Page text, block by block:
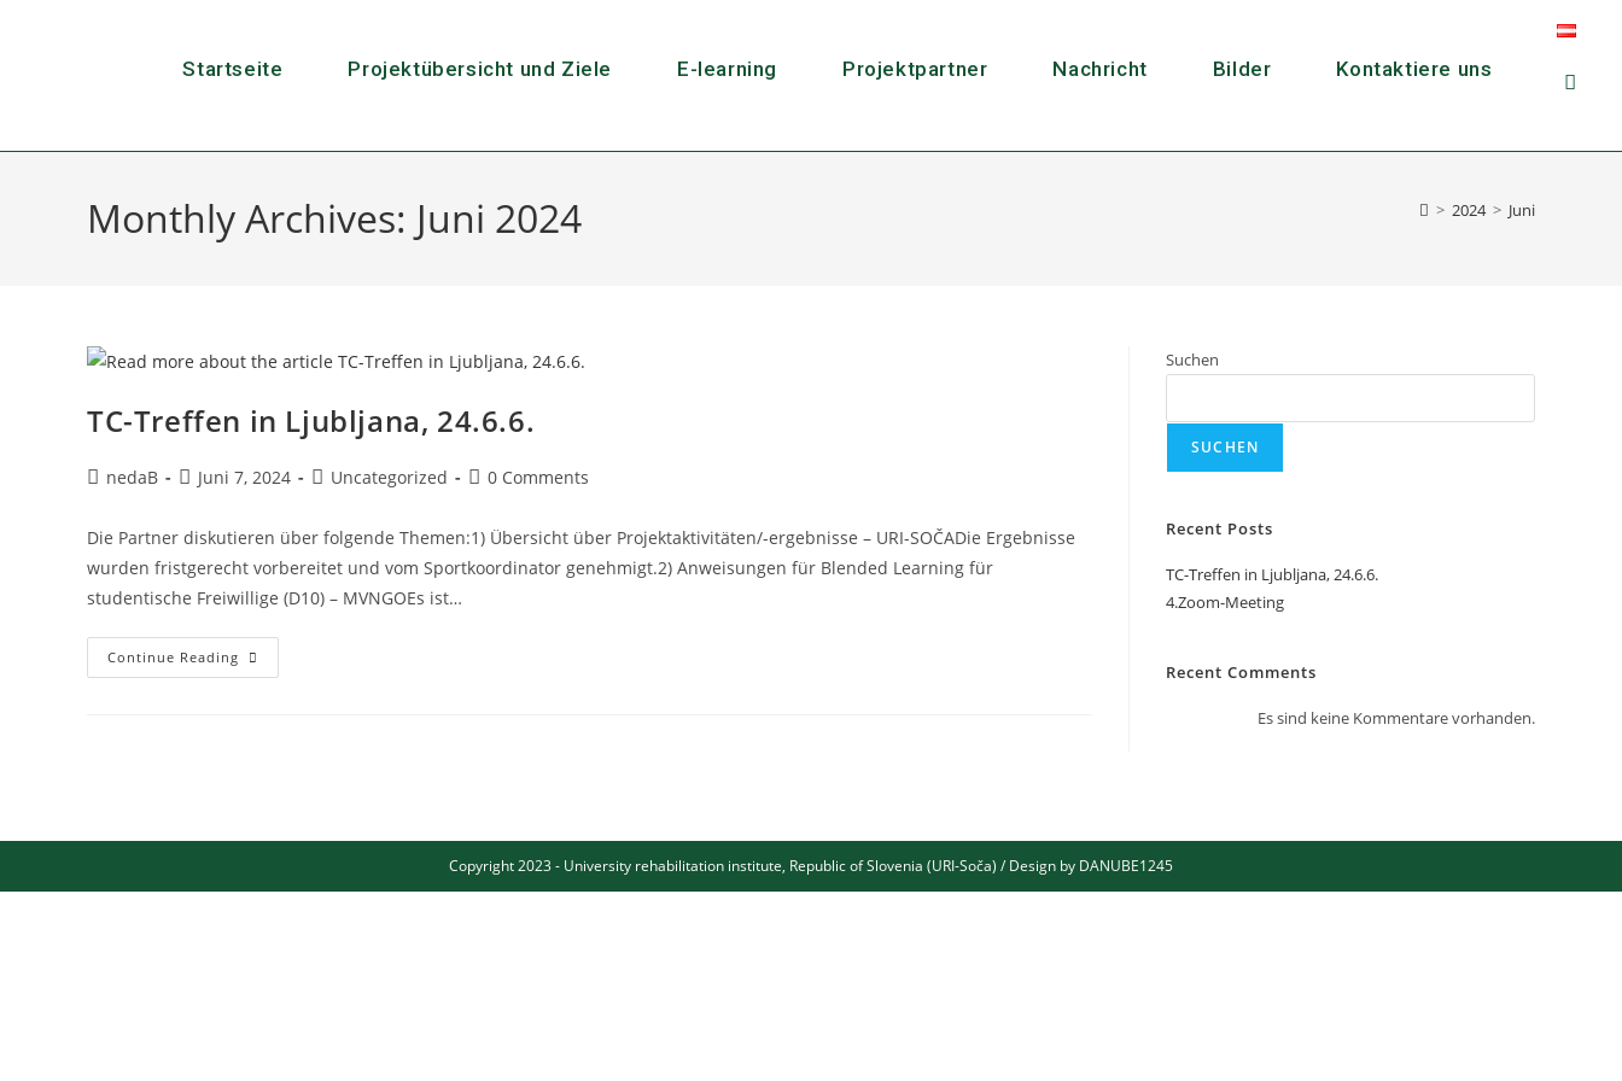
Startseite Projektübersicht und Ziele E-learning Projektpartner Nachricht Bilder Kontaktiere uns
Monthly Archives: Juni 2024 > 2024 > Juni
TC-Treffen in Ljubljana, 24.6.6.
nedaB Juni 7, 2024 Uncategorized 0 Comments
Die Partner diskutieren über folgende Themen:1) Übersicht über Projektaktivitäten/-ergebnisse – URI-SOČADie Ergebnisse
wurden fristgerecht vorbereitet und vom Sportkoordinator genehmigt.2) Anweisungen für Blended Learning für
studentische Freiwillige (D10) – MVNGOEs ist…
Continue Reading
Suchen
SUCHEN
Recent Posts
TC-Treffen in Ljubljana, 24.6.6.
4.Zoom-Meeting
Recent Comments
Es sind keine Kommentare vorhanden.
Copyright 2023 - University rehabilitation institute, Republic of Slovenia (URI-Soča) / Design by DANUBE1245